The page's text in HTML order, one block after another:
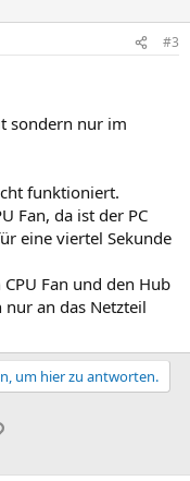
#3
sondern nur im
funktioniert.
Fan, da ist der PC
eine viertel Sekunde
Fan und den Hub
an das Netzteil
um hier zu antworten.
Link